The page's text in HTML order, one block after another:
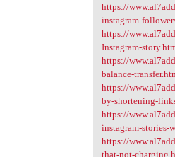
https://
instagram-
https://
Instagram-
https://
balance-
https://
by-shortening-
https://
instagram-stories-
https://
that-not-